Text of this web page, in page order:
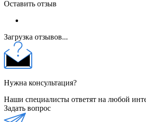
Оставить отзыв
Загрузка отзывов...
Нужна консультация?
Наши специалисты ответят на любой
Задать вопрос